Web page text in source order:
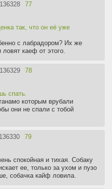
136328 77
так, что он её уже
с лабрадором? Их же
ловят каеф от этого.
136329 78
спать.
которым врубали
они не спали с тобой
136330 79
спокойная и тихая. Собаку
ее, только за ухом и пузо
собачка кайф ловила.